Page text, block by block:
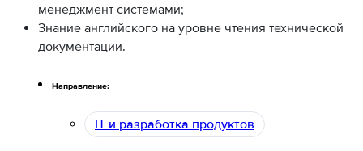
менеджмент системами;
Знание английского на уровне чтения технической
документации.
Направление:
IT и разработка продуктов